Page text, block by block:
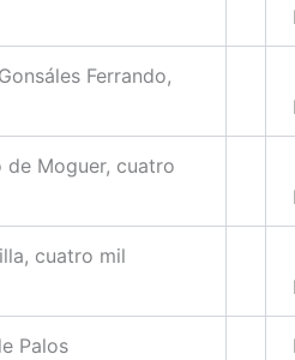
Ferrando,
de Moguer, cuatro
cuatro mil
Palos